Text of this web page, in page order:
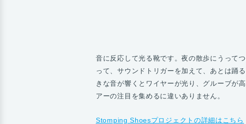
音に反応して光る靴です。夜の散歩にうって
って、サウンドトリガーを加えて、あとは踊
きな音が響くとワイヤーが光り、グルーブが
アーの注目を集めるに違いありません。
Stomping Shoesプロジェクトの詳細はこちら